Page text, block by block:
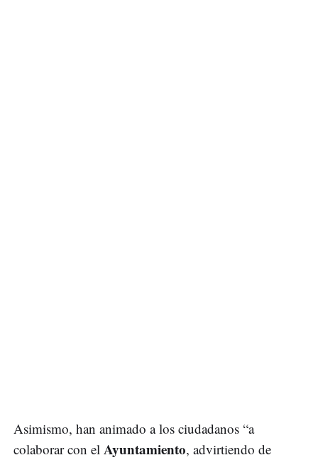
Asimismo, han animado a los ciudadanos “a
colaborar con el Ayuntamiento, advirtiendo de